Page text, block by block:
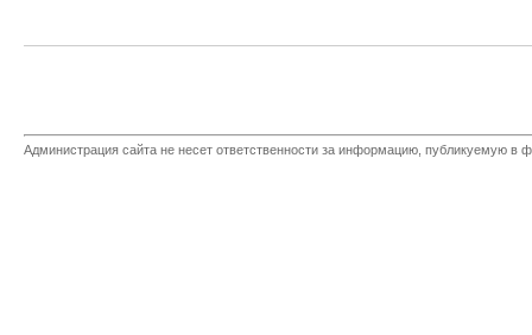
Администрация сайта не несет ответственности за информацию, публикуемую